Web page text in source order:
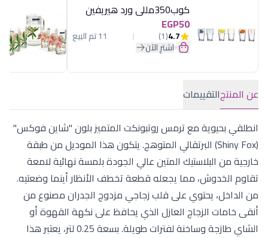
كوب350مللى ورد هيريفين
EGP50
4.7
(1) 11 تم البيع
اشترِ الآن
عن المنتجالتقييمات
انطلقي بحيوية مع ترمس روتبونكت المتميز بلون "شاين فوكس"
(Shiny Fox) البرتقالي المتوهج. يتكون هذا الموديل من طبقة
خارجية من البلاستيك المتين عالي الجودة بلمسة نهائية لامعة
تقاوم الخدوش، مما يجعله قطعة تخطف الأنظار أينما وضعتيه.
من الداخل، يحتوي على قلب زجاجي مزدوج الجدران مصنوع من
أنقى خامات الزجاج العازل الذي يحافظ على نكهة القهوة أو
الشاي طازجة وساخنة لفترات طويلة. بسعة 0.25 لتر، يعتبر هذا